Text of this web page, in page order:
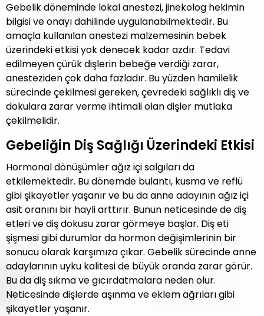
Gebelik döneminde lokal anestezi, jinekolog hekimin
bilgisi ve onayı dahilinde uygulanabilmektedir. Bu
amaçla kullanılan anestezi malzemesinin bebek
üzerindeki etkisi yok denecek kadar azdır. Tedavi
edilmeyen çürük dişlerin bebeğe verdiği zarar,
anesteziden çok daha fazladır. Bu yüzden hamilelik
sürecinde çekilmesi gereken, çevredeki sağlıklı diş ve
dokulara zarar verme ihtimali olan dişler mutlaka
çekilmelidir.
Gebeliğin Diş Sağlığı Üzerindeki Etkisi
Hormonal dönüşümler ağız içi salgıları da
etkilemektedir. Bu dönemde bulantı, kusma ve reflü
gibi şikayetler yaşanır ve bu da anne adayının ağız içi
asit oranını bir hayli arttırır. Bunun neticesinde de diş
etleri ve diş dokusu zarar görmeye başlar. Diş eti
şişmesi gibi durumlar da hormon değişimlerinin bir
sonucu olarak karşımıza çıkar. Gebelik sürecinde anne
adaylarının uyku kalitesi de büyük oranda zarar görür.
Bu da diş sıkma ve gıcırdatmalara neden olur.
Neticesinde dişlerde aşınma ve eklem ağrıları gibi
şikayetler yaşanır.